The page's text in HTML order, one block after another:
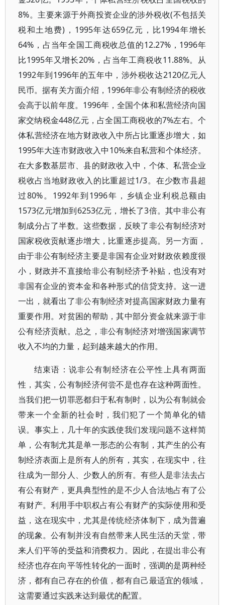
8%。主要来源于外商投资企业的涉外税收(不包括关
税和土地费)，1995年达659亿元，比1994年增长
64%，占当年全国工商税收总值的12.27%，1996年
比1995年又增长20%，占当年工商税收11.88%。从
1992年到1996年的五年中，涉外税收达2120亿元人
民币。据有关方面介绍，1996年非公有制经济的税收
会高于以前年度。1996年，全国个体和私营经济向国
家交纳税金448亿元，占全国工商税收的7%左右。个
体私营经济在地方财政收入中所占比重逐步增大，如
1995年大连市财政收入中10%来自私营和个体经济。
在大多数基层市、县的财政收入中，个体、私营企业
税收占当地财政收入的比重超过1/3。在少数市县超
过80%。1992年到1996年，乡镇企业利税总额由
1573亿元增加到6253亿元，增长了3倍。其中非公有
制成分占了半数。这些数据，反映了非公有制经济对
国家税收贡献逐步增大，比重逐步提高。另一方面，
由于非公有制经济主要是非国有企业对财政依赖度很
小，财政并不直接给非公有制经济予补贴，也没有对
非国有企业的资本金和各种形式的信贷支持。这一进
一出，就看出了非公有制经济对提高国家财政力量有
重要作用。对贫困的帮助，其中部分资金就来源于非
公有经济贡献。总之，非公有制经济对增强国家调节
收入不均的力量，起到越来越大的作用。
结束语：说非公有制经济在公平性上具有两面
性，其实，公有制经济何尝不是也存在这种两面性。
当我们把一切罪恶都归于私有制时，以为公有制就会
带来一个全新的社会时，我们犯了一个简单化的错
误。事实上，几十年的实践使我们发现问题不这样简
单，公有制尤其是单一形态的公有制，其产生的公有
制经济表面上是所有人的所有，其实，在现实中，往
往成为一部分人、少数人的所有。有些人是非法去占
有公有财产，更具典型性的是不少人合法地占有了公
有财产。利用手中职权占有公有财产的实际使用和受
益，这在现实中，尤其是传统经济体制下，成为普遍
的现象。公有制并没有自然带来人民生活的天堂，带
来人们平等的受益和消费权力。因此，在提出非公有
经济也存在向平等性转化的一面时，强调的是两种经
济，都有自己存在的价值，都有自己最适宜的领域，
这需要通过实践来达到最优的配置。